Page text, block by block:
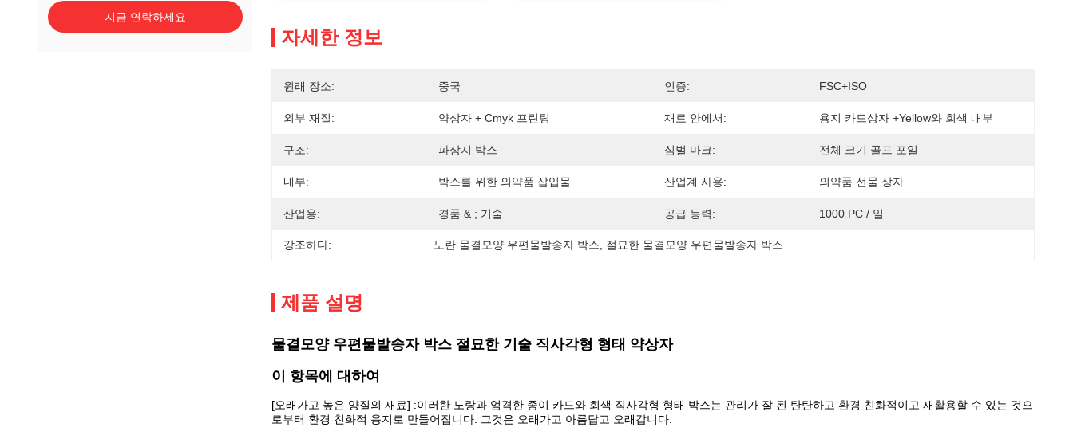
지금 연락하세요
자세한 정보
원래 장소: 중국 인증: FSC+ISO
외부 재질: 약상자 + Cmyk 프린팅 재료 안에서: 용지 카드상자 +yellow와 회색 내부
구조: 파상지 박스 심벌 마크: 전체 크기 골프 포일
내부: 박스를 위한 의약품 삽입물 산업계 사용: 의약품 선물 상자
산업용: 경품 & ; 기술 공급 능력: 1000 PC / 일
강조하다: 노란 물결모양 우편물발송자 박스 절묘한 물결모양 우편물발송자 박스
제품 설명
물결모양 우편물발송자 박스 절묘한 기술 직사각형 형태 약상자
이 항목에 대하여
[오래가고 높은 양질의 재료] :이러한 노랑과 엄격한 종이 카드와 회색 직사각형 형태 박스는 관리가 잘 된 탄탄하고 환경 친화적이고 재활용할 수 있는 것으
로부터 환경 친화적 용지로 만들어집니다. 그것은 오래가고 아름답고 오래갑니다.